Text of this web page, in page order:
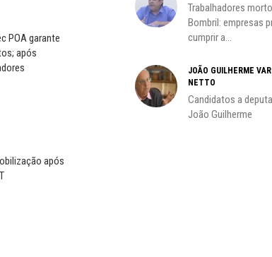
POA garante
após
após
Trabalhadores
Bombril: empresas
cumprir a...
JOÃO GUILHERME
NETTO
Candidatos a
João Guilherme